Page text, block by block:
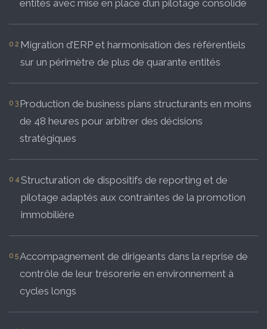
entités avec mise en place d’un pilotage consolidé
Migration d’ERP et harmonisation des référentiels
sur un périmètre de plus de quarante entités
Production de business plans structurants en moins
de 48 heures pour arbitrer des décisions
stratégiques
Structuration de dispositifs de reporting et de
pilotage adaptés aux contraintes de la promotion
immobilière
Accompagnement de dirigeants dans la reprise de
contrôle de leur trésorerie en environnement à
cycles longs